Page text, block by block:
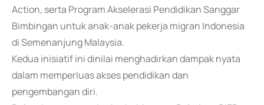
Action, serta Program Akselerasi Pendidikan Sanggar
Bimbingan untuk anak-anak pekerja migran Indonesia
di Semenanjung Malaysia.
Kedua inisiatif ini dinilai menghadirkan dampak nyata
dalam memperluas akses pendidikan dan
pengembangan diri.